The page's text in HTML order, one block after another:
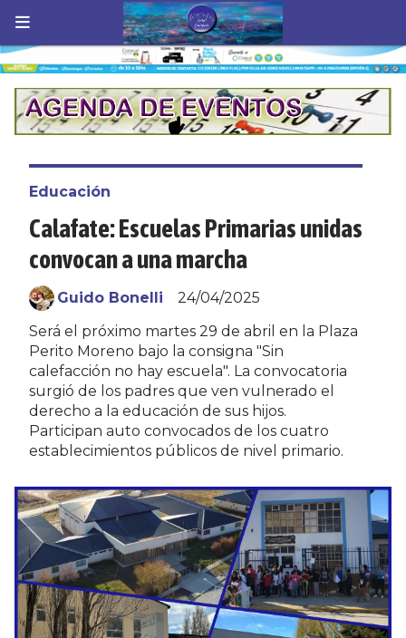
Calafate: Escuelas Primarias unidas
convocan a una marcha
Será el próximo martes 29 de abril en la Plaza
Perito Moreno bajo la consigna "Sin
calefacción no hay escuela". La convocatoria
surgió de los padres que ven vulnerado el
derecho a la educación de sus hijos.
Participan auto convocados de los cuatro
establecimientos públicos de nivel primario.
Educación
24/04/2025
Guido Bonelli